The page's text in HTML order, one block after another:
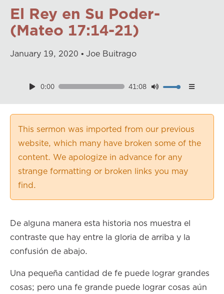
El Rey en Su Poder-
(Mateo 17:14-21)
January 19, 2020 Joe Buitrago
0:00 41:08Download
0.75×
1.00×
1.25×
1.75×
This sermon was imported from our previous
website, which many have broken some of the
content. We apologize in advance for any
strange formatting or broken links you may
find.
De alguna manera esta historia nos muestra el
contraste que hay entre la gloria de arriba y la
confusión de abajo.
Una pequeña cantidad de fe puede lograr grandes
cosas; pero una fe grande puede lograr cosas aún